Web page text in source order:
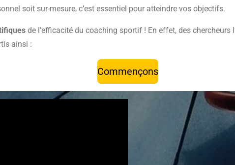
soit sur-mesure, c’est essentiel pour atteindre vos objectifs.
de l’efficacité du coaching sportif ! En effet, des chercheurs
ainsi :
Commençons